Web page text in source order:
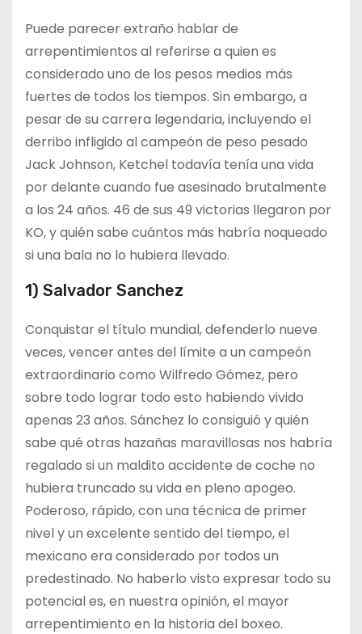
Puede parecer extraño hablar de
arrepentimientos al referirse a quien es
considerado uno de los pesos medios más
fuertes de todos los tiempos. Sin embargo, a
pesar de su carrera legendaria, incluyendo el
derribo infligido al campeón de peso pesado
Jack Johnson, Ketchel todavía tenía una vida
por delante cuando fue asesinado brutalmente
a los 24 años. 46 de sus 49 victorias llegaron por
KO, y quién sabe cuántos más habría noqueado
si una bala no lo hubiera llevado.
1) Salvador Sanchez
Conquistar el título mundial, defenderlo nueve
veces, vencer antes del límite a un campeón
extraordinario como Wilfredo Gómez, pero
sobre todo lograr todo esto habiendo vivido
apenas 23 años. Sánchez lo consiguió y quién
sabe qué otras hazañas maravillosas nos habría
regalado si un maldito accidente de coche no
hubiera truncado su vida en pleno apogeo.
Poderoso, rápido, con una técnica de primer
nivel y un excelente sentido del tiempo, el
mexicano era considerado por todos un
predestinado. No haberlo visto expresar todo su
potencial es, en nuestra opinión, el mayor
arrepentimiento en la historia del boxeo.